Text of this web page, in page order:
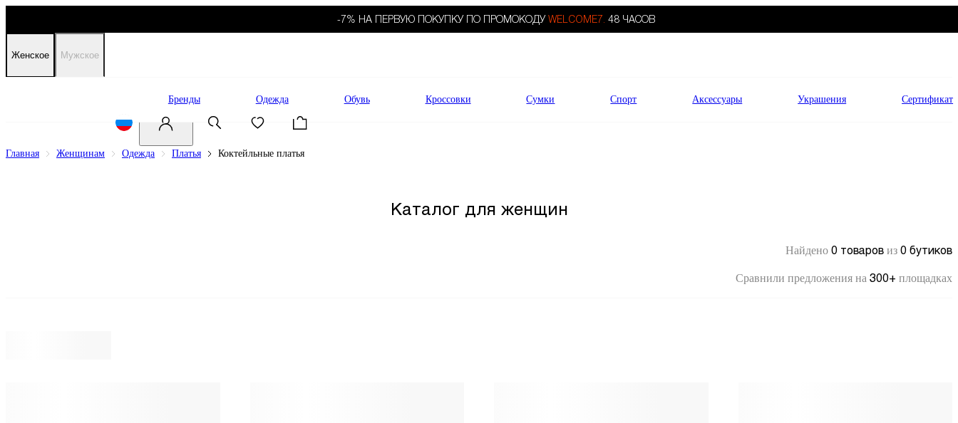
-7% НА ПЕРВУЮ ПОКУПКУ ПО ПРОМОКОДУ WELCOME7. 48 ЧАСОВ
Женское Мужское
Бренды Одежда Обувь Кроссовки Сумки Спорт Аксессуары Украшения Сертификат
Главная Женщинам Одежда Платья Коктейльные платья
Каталог для женщин
Найдено 0 товаров из 0 бутиков
Сравнили предложения на 300+ площадках